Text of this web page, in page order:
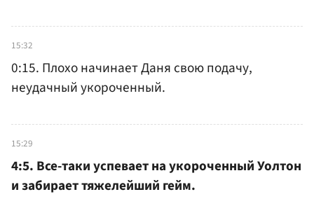
15:32
0:15. Плохо начинает Даня свою подачу,
неудачный укороченный.
15:29
4:5. Все-таки успевает на укороченный Уолтон
и забирает тяжелейший гейм.